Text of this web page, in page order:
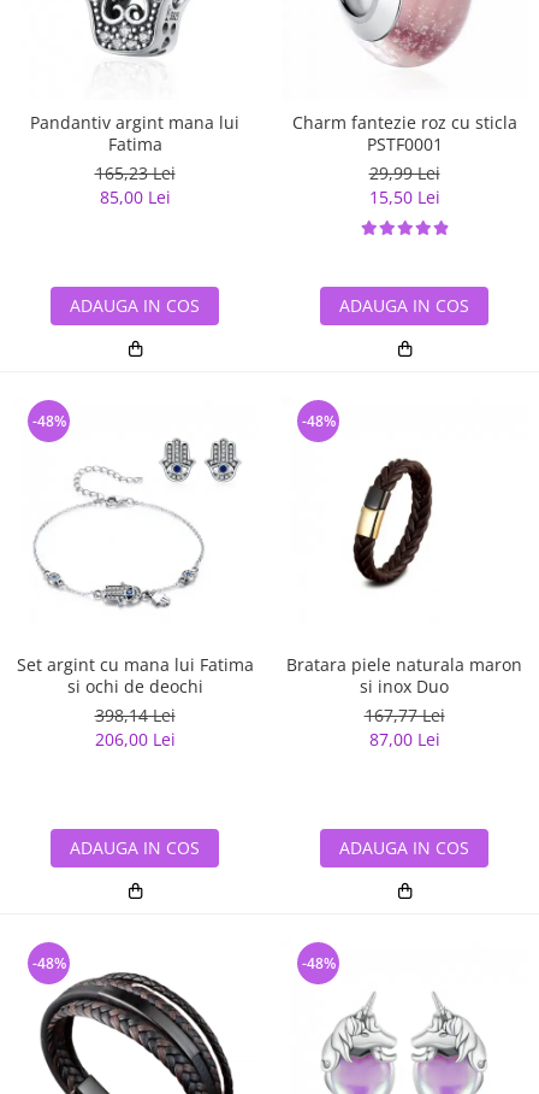
Pandantiv argint mana lui
Fatima
165,23 Lei
85,00 Lei
ADAUGA IN COS
Charm fantezie roz cu sticla
PSTF0001
29,99 Lei
15,50 Lei
ADAUGA IN COS
Set argint cu mana lui Fatima
si ochi de deochi
398,14 Lei
206,00 Lei
-48%
ADAUGA IN COS
Bratara piele naturala maron
si inox Duo
167,77 Lei
87,00 Lei
-48%
ADAUGA IN COS
-48% -48%